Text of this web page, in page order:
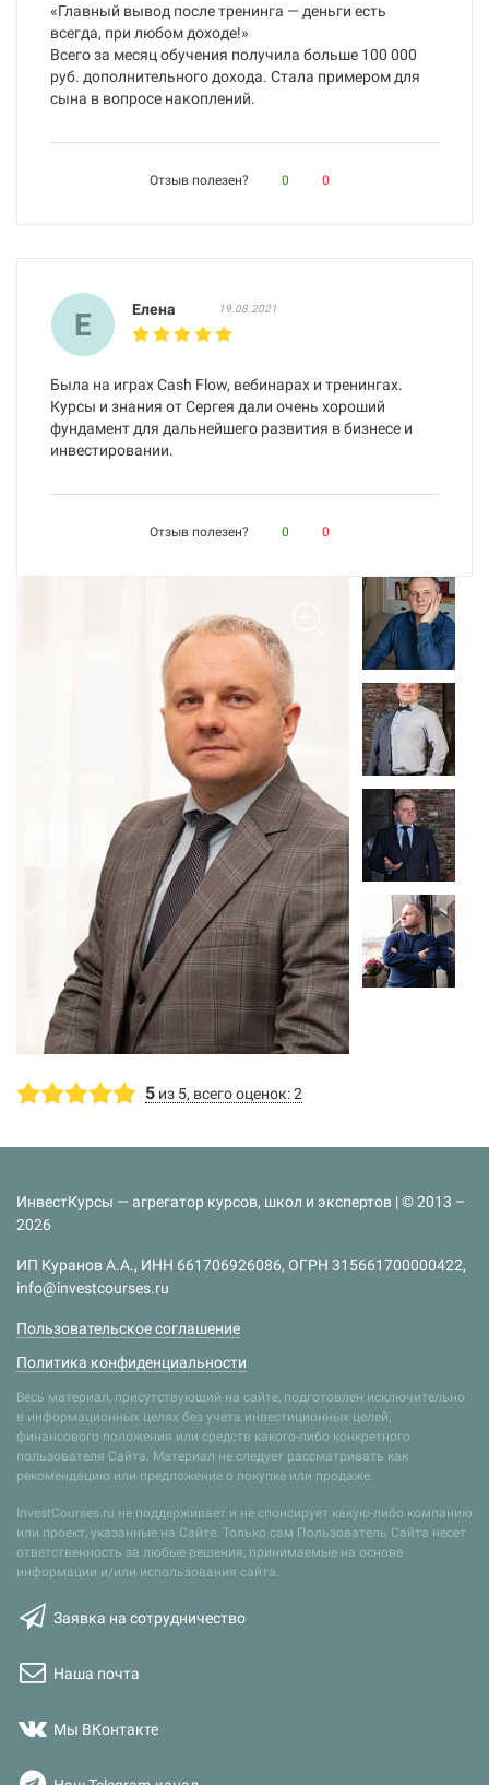
«Главный вывод после тренинга — деньги есть
всегда, при любом доходе!»
Всего за месяц обучения получила больше 100 000
руб. дополнительного дохода. Стала примером для
сына в вопросе накоплений.
Отзыв полезен? 0 0
Е Елена 19.08.2021
Была на играх Cash Flow, вебинарах и тренингах.
Курсы и знания от Сергея дали очень хороший
фундамент для дальнейшего развития в бизнесе и
инвестировании.
Отзыв полезен? 0 0
5 из 5, всего оценок: 2
ИнвестКурсы — агрегатор курсов, школ и экспертов | © 2013 –
2026
ИП Куранов А.А., ИНН 661706926086, ОГРН 315661700000422,
info@investcourses.ru
Пользовательское соглашение
Политика конфиденциальности
Весь материал, присутствующий на сайте, подготовлен исключительно
в информационных целях без учета инвестиционных целей,
финансового положения или средств какого-либо конкретного
пользователя Сайта. Материал не следует рассматривать как
рекомендацию или предложение о покупке или продаже.
InvestCourses.ru не поддерживает и не спонсирует какую-либо компанию
или проект, указанные на Сайте. Только сам Пользователь Сайта несет
ответственность за любые решения, принимаемые на основе
информации и/или использования сайта.
Заявка на сотрудничество
Наша почта
Мы ВКонтакте